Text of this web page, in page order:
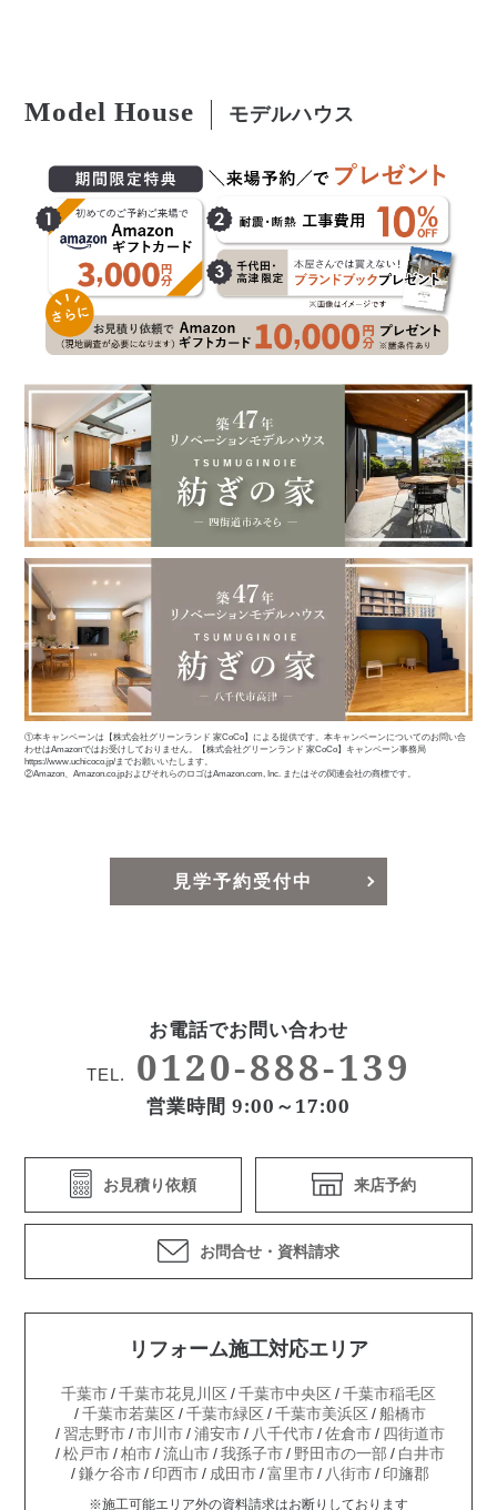
Model House モデルハウス
①本キャンペーンは【株式会社グリーンランド 家CoCo】による提供です。本キャンペーンについてのお問い合
わせはAmazonではお受けしておりません。【株式会社グリーンランド 家CoCo】キャンペーン事務局
https://www.uchicoco.jp/までお願いいたします。
②Amazon、Amazon.co.jpおよびそれらのロゴはAmazon.com, Inc. またはその関連会社の商標です。
見学予約受付中
お電話でお問い合わせ
TEL. 0120-888-139
営業時間 9:00～17:00
お見積り依頼 来店予約
お問合せ・資料請求
リフォーム施工対応エリア
千葉市 千葉市花見川区 千葉市中央区
千葉市稲毛区
千葉市若葉区
千葉市緑区 千葉市美浜区
船橋市
習志野市
市川市 浦安市 八千代市 佐倉市
四街道市
松戸市
柏市 流山市 我孫子市 野田市の一部
白井市
鎌ケ谷市
印西市 成田市 富里市 八街市 印旛郡
※施工可能エリア外の資料請求はお断りしております